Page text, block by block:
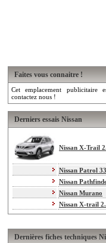
Faites vous connaitre !
Cet emplacement publicitaire
contactez nous !
Derniers essais Nissan
Nissan X-Trail
Nissan Patrol
Nissan
Nissan Murano
Nissan X-trail
Dernières fiches techniques